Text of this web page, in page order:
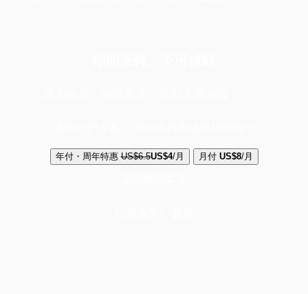
年付・周年特惠 US$6.5US$4/月 月付 US$8/月